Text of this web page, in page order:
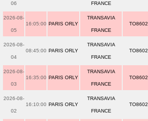
06 FRANCE
2026-08-
05
16:05:00 PARIS ORLY
TRANSAVIA
FRANCE
TO8602
2026-08-
04
08:45:00 PARIS ORLY
TRANSAVIA
FRANCE
TO8602
2026-08-
03
16:35:00 PARIS ORLY
TRANSAVIA
FRANCE
TO8602
2026-08-
02
16:10:00 PARIS ORLY
TRANSAVIA
FRANCE
TO8602